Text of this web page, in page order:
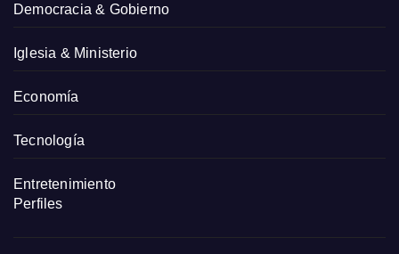
Democracia & Gobierno
Iglesia & Ministerio
Economía
Tecnología
Entretenimiento
Perfiles